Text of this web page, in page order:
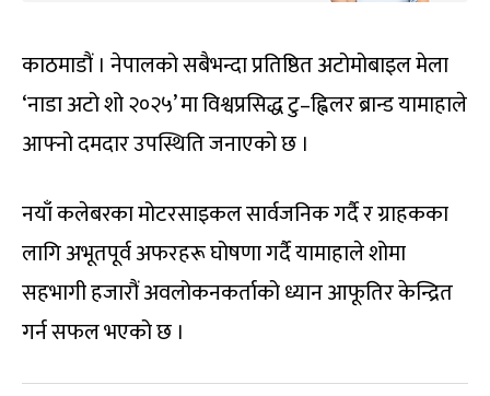
काठमाडौं । नेपालको सबैभन्दा प्रतिष्ठित अटोमोबाइल मेला
‘नाडा अटो शो २०२५’ मा विश्वप्रसिद्ध टु–ह्विलर ब्रान्ड यामाहाले
आफ्नो दमदार उपस्थिति जनाएको छ ।
नयाँ कलेबरका मोटरसाइकल सार्वजनिक गर्दै र ग्राहकका
लागि अभूतपूर्व अफरहरू घोषणा गर्दै यामाहाले शोमा
सहभागी हजारौं अवलोकनकर्ताको ध्यान आफूतिर केन्द्रित
गर्न सफल भएको छ ।